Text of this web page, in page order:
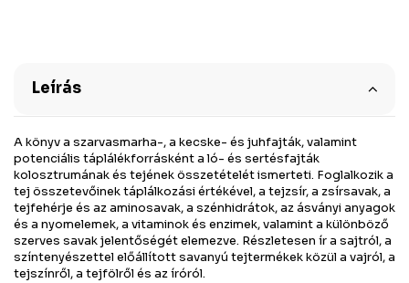
Leírás
A könyv a szarvasmarha-, a kecske- és juhfajták, valamint
potenciális táplálékforrásként a ló- és sertésfajták
kolosztrumának és tejének összetételét ismerteti. Foglalkozik a
tej összetevőinek táplálkozási értékével, a tejzsír, a zsírsavak, a
tejfehérje és az aminosavak, a szénhidrátok, az ásványi anyagok
és a nyomelemek, a vitaminok és enzimek, valamint a különböző
szerves savak jelentőségét elemezve. Részletesen ír a sajtról, a
színtenyészettel előállított savanyú tejtermékek közül a vajról, a
tejszínről, a tejfölről és az íróról.